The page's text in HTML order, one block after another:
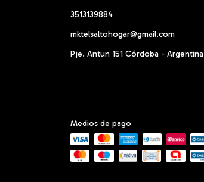
3513139884
mktelsaltohogar@gmail.com
Pje. Antun 151 Córdoba - Argentina
Medios de pago